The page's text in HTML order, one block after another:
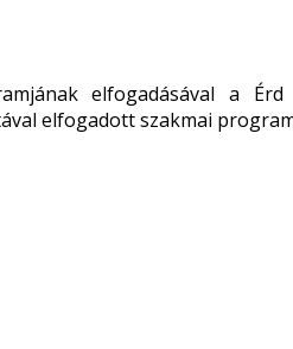
elfogadásával a
elfogadott szakmai